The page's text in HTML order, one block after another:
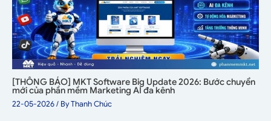
[THÔNG BÁO] MKT Software Big Update 2026: Bước chuyển
mới của phần mềm Marketing AI đa kênh
22-05-2026/ ByThanh Chúc